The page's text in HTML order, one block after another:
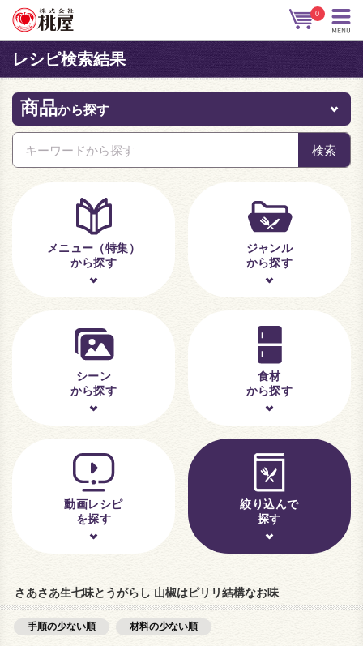
0
レシピ検索結果
商品から探す
メニュー（特集）
から探す
ジャンル
から探す
シーン
から探す
食材
から探す
動画レシピ
を探す
絞り込んで
探す
さあさあ生七味とうがらし 山椒はピリリ結構なお味
手順の少ない順 材料の少ない順